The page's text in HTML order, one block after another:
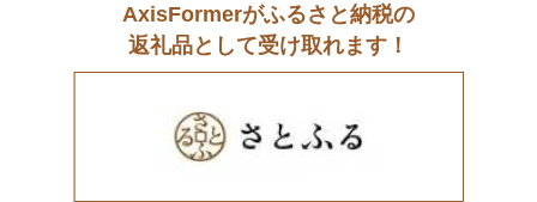
AxisFormerがふるさと納税の
返礼品として受け取れます！